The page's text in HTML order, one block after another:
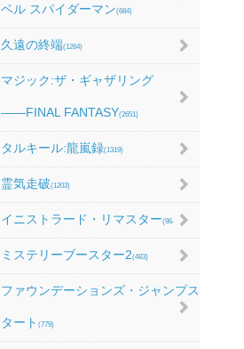
ベル スパイダーマン(684)
久遠の終端(1264)
マジック:ザ・ギャザリング
――FINAL FANTASY(2651)
タルキール:龍嵐録(1319)
霊気走破(1203)
イニストラード・リマスター(984)
ミステリーブースター2(483)
ファウンデーションズ・ジャンプス
タート (779)